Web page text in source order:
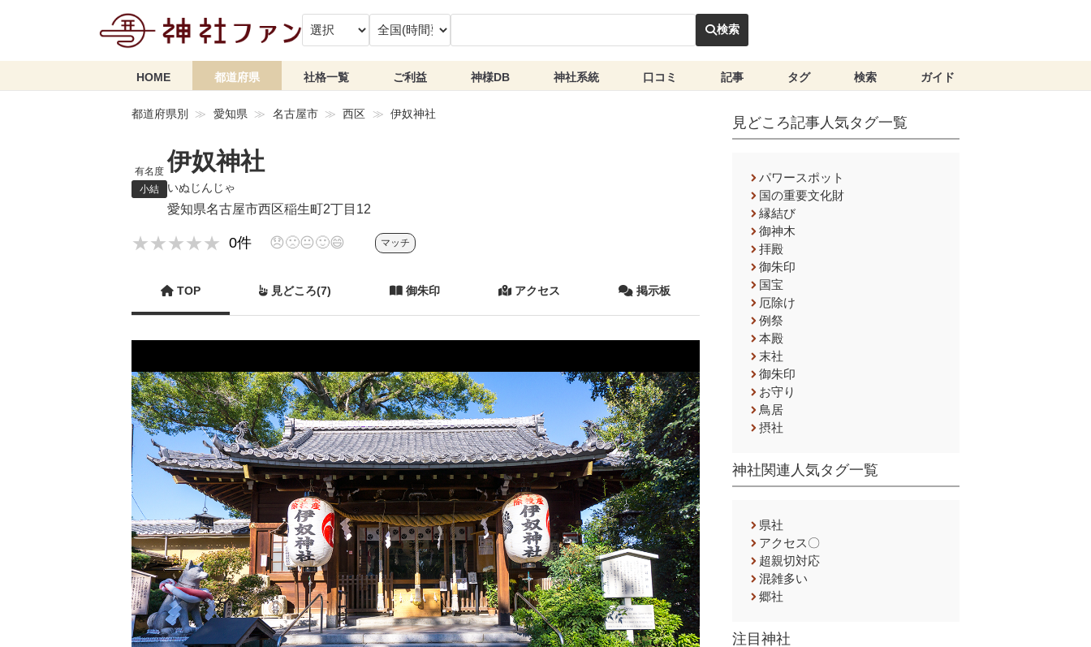
検索
HOME 都道府県 社格一覧 ご利益 神様DB 神社系統 口コミ 記事 タグ 検索 ガイド
都道府県別 愛知県 名古屋市 西区 伊奴神社
有名度
小結
伊奴神社
いぬじんじゃ
愛知県名古屋市西区稲生町2丁目12
★★★★★
★★★★★ 0件 😞🙁😐🙂😄 マッチ
TOP 見どころ(7) 御朱印 アクセス 掲示板
見どころ記事人気タグ一覧
パワースポット
国の重要文化財
縁結び
御神木
拝殿
御朱印
国宝
厄除け
例祭
本殿
末社
御朱印
お守り
鳥居
摂社
神社関連人気タグ一覧
県社
アクセス〇
超親切対応
混雑多い
郷社
注目神社